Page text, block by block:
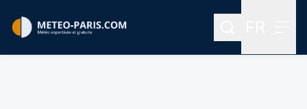
Rechercher